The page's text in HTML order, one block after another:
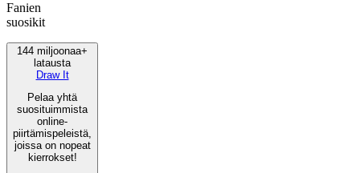
Fanien
suosikit
144 miljoonaa+
latausta
Draw It
Pelaa yhtä
suosituimmista
online-
piirtämispeleistä,
joissa on nopeat
kierrokset!